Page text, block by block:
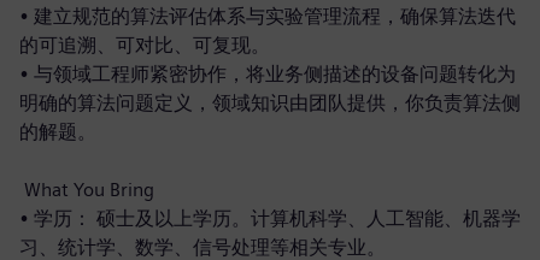
• 建立规范的算法评估体系与实验管理流程，确保算法迭代
的可追溯、可对比、可复现。
• 与领域工程师紧密协作，将业务侧描述的设备问题转化为
明确的算法问题定义，领域知识由团队提供，你负责算法侧
的解题。
What You Bring
• 学历： 硕士及以上学历。计算机科学、人工智能、机器学
习、统计学、数学、信号处理等相关专业。